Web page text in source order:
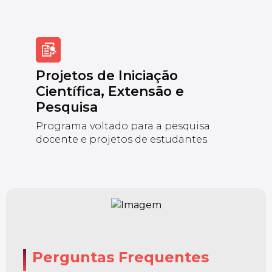
Projetos de Iniciação
Científica, Extensão e
Pesquisa
Programa voltado para a pesquisa
docente e projetos de estudantes.
Perguntas Frequentes